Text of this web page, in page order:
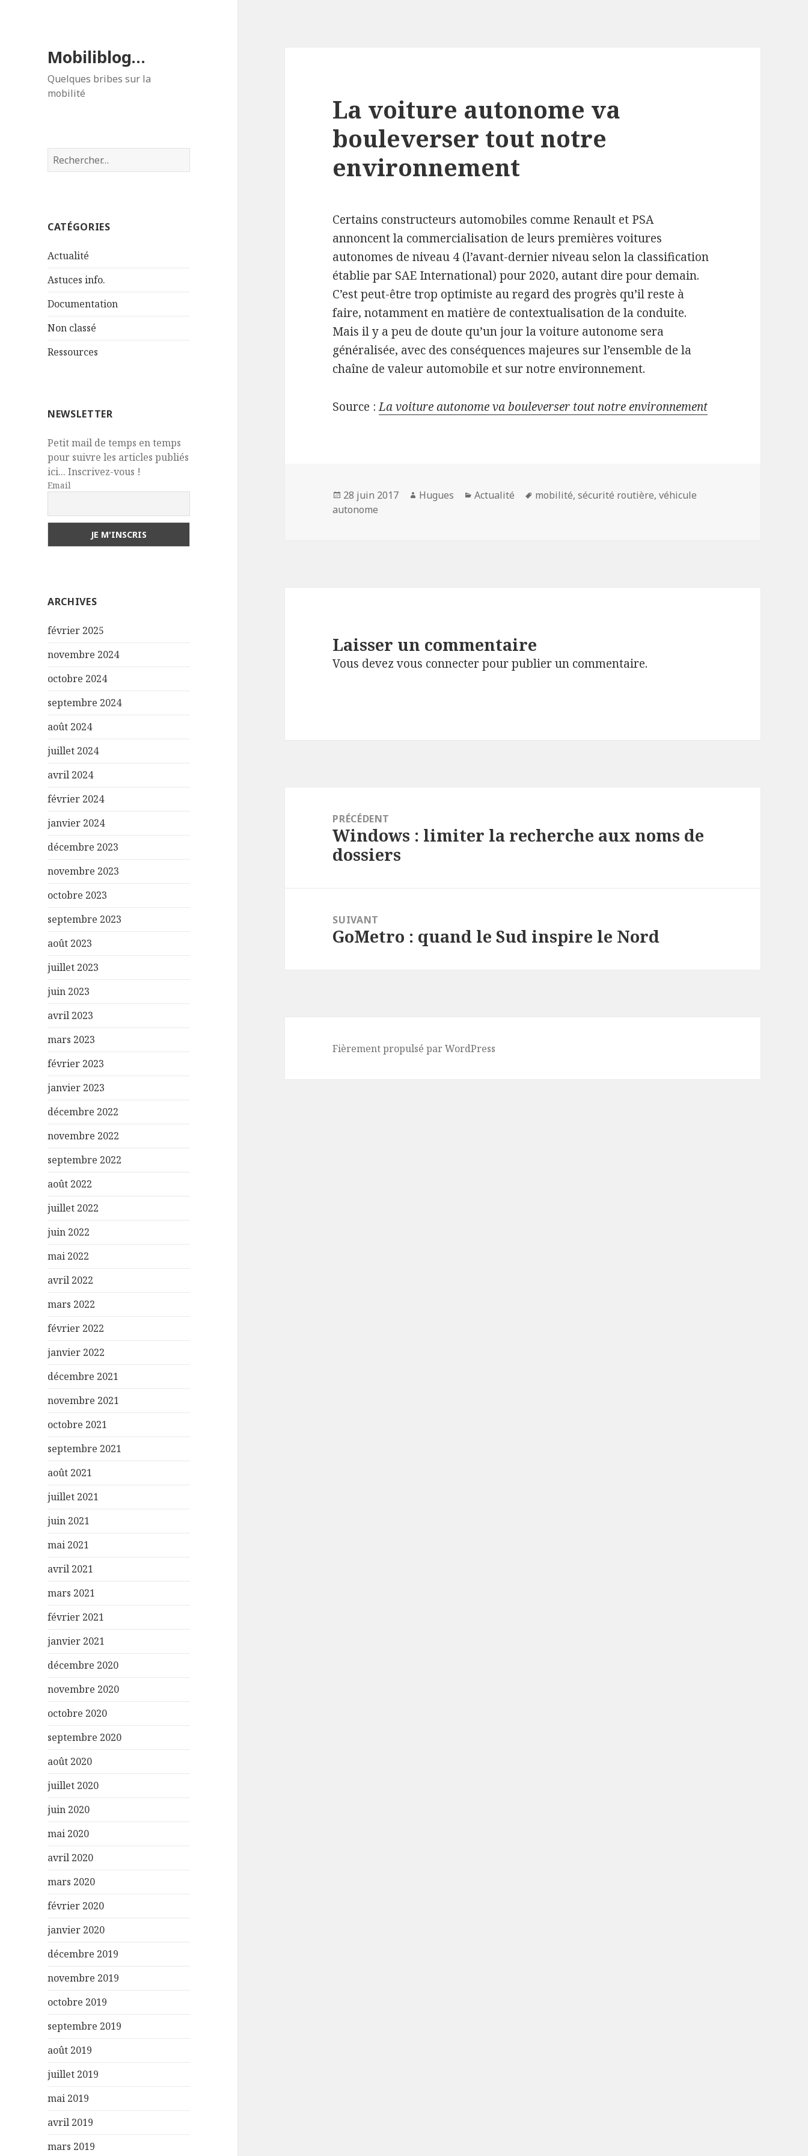
Mobiliblog…
Quelques bribes sur la
mobilité
Rechercher :
CATÉGORIES
Actualité
Astuces info.
Documentation
Non classé
Ressources
NEWSLETTER
Petit mail de temps en temps
pour suivre les articles publiés
ici... Inscrivez-vous !
Email
ARCHIVES
février 2025
novembre 2024
octobre 2024
septembre 2024
août 2024
juillet 2024
avril 2024
février 2024
janvier 2024
décembre 2023
novembre 2023
octobre 2023
septembre 2023
août 2023
juillet 2023
juin 2023
avril 2023
mars 2023
février 2023
janvier 2023
décembre 2022
novembre 2022
septembre 2022
août 2022
juillet 2022
juin 2022
mai 2022
avril 2022
mars 2022
février 2022
janvier 2022
décembre 2021
novembre 2021
octobre 2021
septembre 2021
août 2021
juillet 2021
juin 2021
mai 2021
avril 2021
mars 2021
février 2021
janvier 2021
décembre 2020
novembre 2020
octobre 2020
septembre 2020
août 2020
juillet 2020
juin 2020
mai 2020
avril 2020
mars 2020
février 2020
janvier 2020
décembre 2019
novembre 2019
octobre 2019
septembre 2019
août 2019
juillet 2019
mai 2019
avril 2019
mars 2019
La voiture autonome va
bouleverser tout notre
environnement
Certains constructeurs automobiles comme Renault et PSA
annoncent la commercialisation de leurs premières voitures
autonomes de niveau 4 (l’avant-dernier niveau selon la classification
établie par SAE International) pour 2020, autant dire pour demain.
C’est peut-être trop optimiste au regard des progrès qu’il reste à
faire, notamment en matière de contextualisation de la conduite.
Mais il y a peu de doute qu’un jour la voiture autonome sera
généralisée, avec des conséquences majeures sur l’ensemble de la
chaîne de valeur automobile et sur notre environnement.
Source :La voiture autonome va bouleverser tout notre environnement
Publié
le
28 juin 2017 Auteur
Hugues Catégories
Actualité
Mots-
mobilité,sécurité routière,véhicule
autonome
Laisser un commentaire
Vous devezvous connecterpour publier un commentaire.
l’article
PRÉCÉDENT
Article
précédent :
Windows : limiter la recherche aux noms de
dossiers
SUIVANT
Article
GoMetro : quand le Sud inspire le Nord
Fièrement propulsé par WordPress